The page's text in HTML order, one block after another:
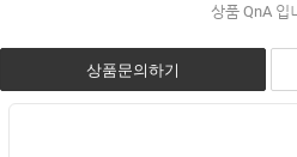
상품 QnA 입
상품문의하기